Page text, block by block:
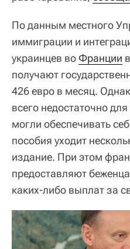
По данным местного
иммиграции и
украинцев во Франции
получают
426 евро в месяц.
всего недостаточно
могли обеспечивать
пособия уходит
издание. При этом
предоставляют
каких-либо выплат за